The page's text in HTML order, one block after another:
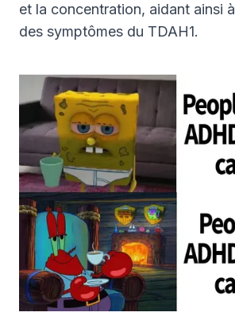
et la concentration, aidant ainsi
des symptômes du TDAH1.